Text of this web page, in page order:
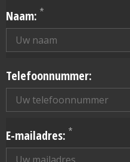
Naam: *
Telefoonnummer:
E-mailadres: *